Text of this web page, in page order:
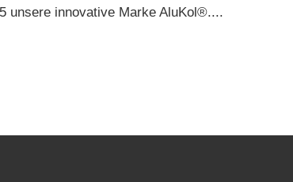
unsere innovative Marke AluKol®....